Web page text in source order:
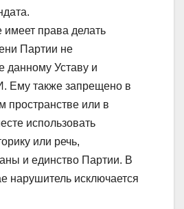
права делать
Партии не
данному Уставу и
Ему также запрещено в
пространстве или в
использовать
или речь,
и единство Партии. В
нарушитель исключается